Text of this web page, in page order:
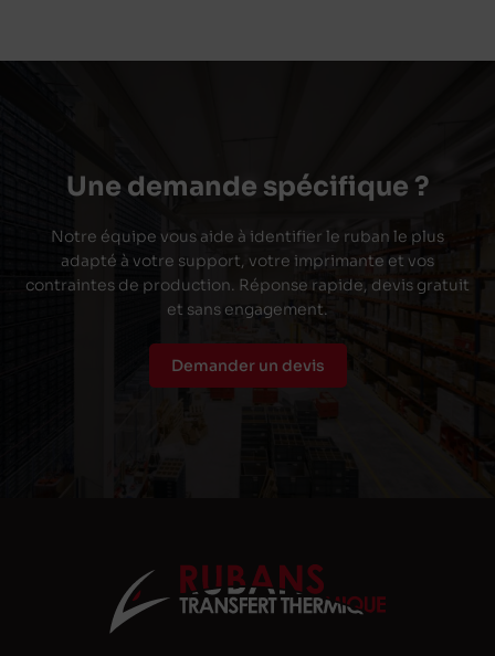
Une demande spécifique ?
Notre équipe vous aide à identifier le ruban le plus
adapté à votre support, votre imprimante et vos
contraintes de production. Réponse rapide, devis gratuit
et sans engagement.
Demander un devis